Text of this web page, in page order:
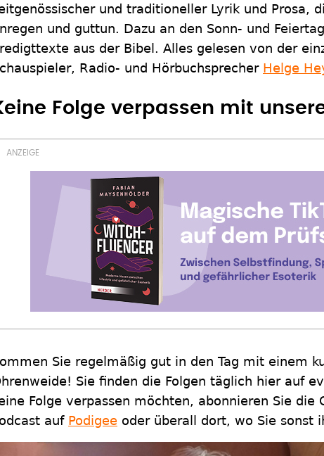
und traditioneller Lyrik und Prosa,
und guttun. Dazu an den Sonn- und
aus der Bibel. Alles gelesen von der
Radio- und Hörbuchsprecher Helge
Folge verpassen mit
Sie regelmäßig gut in den Tag mit einem
Sie finden die Folgen täglich hier auf
Folge verpassen möchten, abonnieren Sie die
auf Podigee oder überall dort, wo Sie sonst